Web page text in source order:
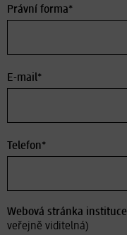
Právní forma*
E-mail*
Telefon*
Webová stránka instituce
veřejně viditelná)